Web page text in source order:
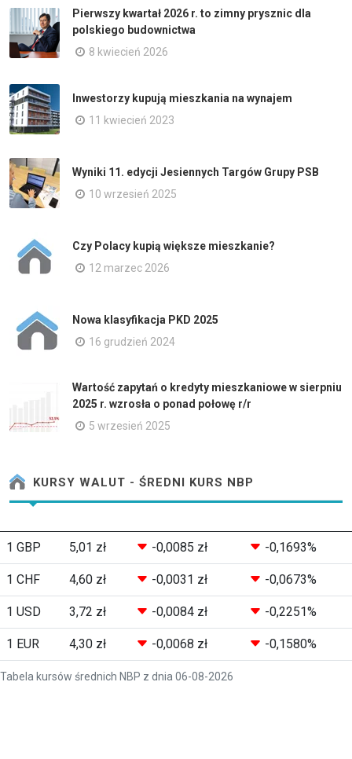
Pierwszy kwartał 2026 r. to zimny prysznic dla
polskiego budownictwa
8 kwiecień 2026
Inwestorzy kupują mieszkania na wynajem
11 kwiecień 2023
Wyniki 11. edycji Jesiennych Targów Grupy PSB
10 wrzesień 2025
Czy Polacy kupią większe mieszkanie?
12 marzec 2026
Nowa klasyfikacja PKD 2025
16 grudzień 2024
Wartość zapytań o kredyty mieszkaniowe w sierpniu
2025 r. wzrosła o ponad połowę r/r
5 wrzesień 2025
KURSY WALUT - ŚREDNI KURS NBP
Tabela kursów średnich NBP z dnia 06-08-2026
1 GBP 5,01 zł -0,0085 zł -0,1693%
1 CHF 4,60 zł -0,0031 zł -0,0673%
1 USD 3,72 zł -0,0084 zł -0,2251%
1 EUR 4,30 zł -0,0068 zł -0,1580%